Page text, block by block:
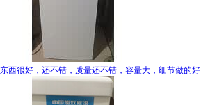
东西很好，还不错，质量还不错，容量大，细节做的好